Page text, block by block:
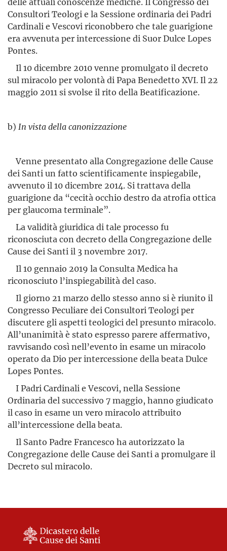
Consultori Teologi e la Sessione ordinaria dei Padri
Cardinali e Vescovi riconobbero che tale guarigione
era avvenuta per intercessione di Suor Dulce Lopes
Pontes.
Il 10 dicembre 2010 venne promulgato il decreto
sul miracolo per volontà di Papa Benedetto XVI. Il 22
maggio 2011 si svolse il rito della Beatificazione.
b) In vista della canonizzazione
Venne presentato alla Congregazione delle Cause
dei Santi un fatto scientificamente inspiegabile,
avvenuto il 10 dicembre 2014. Si trattava della
guarigione da “cecità occhio destro da atrofia ottica
per glaucoma terminale”.
La validità giuridica di tale processo fu
riconosciuta con decreto della Congregazione delle
Cause dei Santi il 3 novembre 2017.
Il 10 gennaio 2019 la Consulta Medica ha
riconosciuto l’inspie­gabilità del caso.
Il giorno 21 marzo dello stesso anno si è riunito il
Congresso Peculiare dei Consultori Teologi per
discutere gli aspetti teologici del presunto miracolo.
All’unanimità è stato espresso parere affer­mativo,
ravvisando così nell’evento in esame un miracolo
operato da Dio per intercessione della beata Dulce
Lopes Pontes.
I Padri Cardinali e Vescovi, nella Sessione
Ordinaria del suc­cessivo 7 maggio, hanno giudicato
il caso in esame un vero miracolo attribuito
all’intercessione della beata.
Il Santo Padre Francesco ha autorizzato la
Congregazione delle Cause dei Santi a promulgare il
Decreto sul miracolo.